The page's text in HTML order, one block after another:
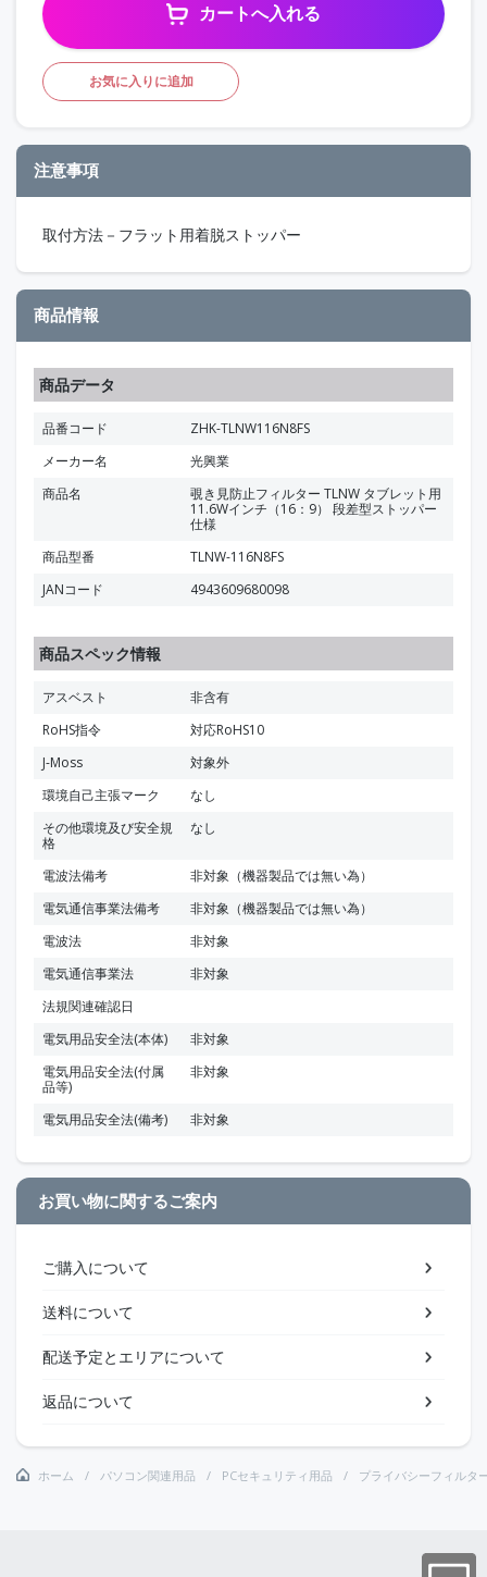
カートへ入れる
お気に入りに追加
注意事項
取付方法－フラット用着脱ストッパー
商品情報
商品データ
品番コード
ZHK-TLNW116N8FS
メーカー名
光興業
商品名
覗き見防止フィルター TLNW タブレット用
11.6Wインチ（16：9） 段差型ストッパー
仕様
商品型番
TLNW-116N8FS
JANコード
4943609680098
商品スペック情報
アスベスト
非含有
RoHS指令
対応RoHS10
J-Moss
対象外
環境自己主張マーク
なし
その他環境及び安全規
格
なし
電波法備考
非対象（機器製品では無い為）
電気通信事業法備考
非対象（機器製品では無い為）
電波法
非対象
電気通信事業法
非対象
法規関連確認日
電気用品安全法(本体)
非対象
電気用品安全法(付属
品等)
非対象
電気用品安全法(備考) 非対象
お買い物に関するご案内
ご購入について
送料について
配送予定とエリアについて
返品について
ホーム パソコン関連用品 PCセキュリティ用品 プライバシーフィルタ